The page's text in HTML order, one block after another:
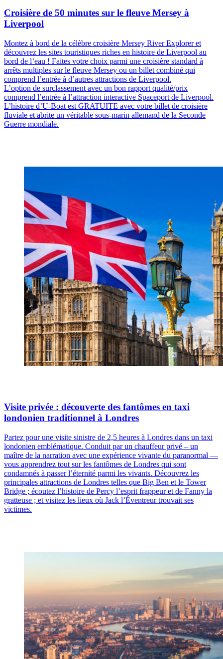
Croisière de 50 minutes sur le fleuve Mersey à
Liverpool
Montez à bord de la célèbre croisière Mersey River Explorer et
découvrez les sites touristiques riches en histoire de Liverpool au
bord de l’eau ! Faites votre choix parmi une croisière standard à
arrêts multiples sur le fleuve Mersey ou un billet combiné qui
comprend l’entrée à d’autres attractions de Liverpool.
L’option de surclassement avec un bon rapport qualité/prix
comprend l’entrée à l’attraction interactive Spaceport de Liverpool.
L’histoire d’U-Boat est GRATUITE avec votre billet de croisière
fluviale et abrite un véritable sous-marin allemand de la Seconde
Guerre mondiale.
Visite privée : découverte des fantômes en taxi
londonien traditionnel à Londres
Partez pour une visite sinistre de 2,5 heures à Londres dans un taxi
londonien emblématique. Conduit par un chauffeur privé – un
maître de la narration avec une expérience vivante du paranormal —
vous apprendrez tout sur les fantômes de Londres qui sont
condamnés à passer l’éternité parmi les vivants. Découvrez les
principales attractions de Londres telles que Big Ben et le Tower
Bridge ; écoutez l’histoire de Percy l’esprit frappeur et de Fanny la
gratteuse ; et visitez les lieux où Jack l’Éventreur trouvait ses
victimes.